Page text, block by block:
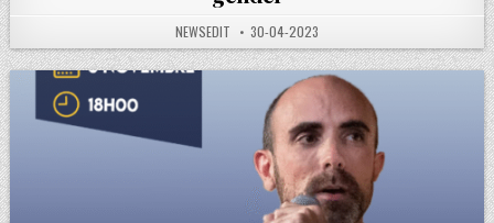
AUTHOR:
NEWSEDIT PUBLISHED DATE:
30-04-2023